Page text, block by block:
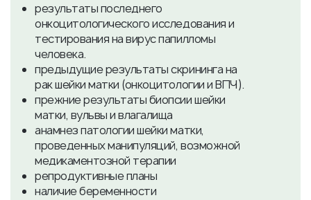
результаты последнего
онкоцитологического исследования и
тестирования на вирус папилломы
человека.
предыдущие результаты скрининга на
рак шейки матки (онкоцитологии и ВПЧ).
прежние результаты биопсии шейки
матки, вульвы и влагалища
анамнез патологии шейки матки,
проведенных манипуляций, возможной
медикаментозной терапии
репродуктивные планы
наличие беременности